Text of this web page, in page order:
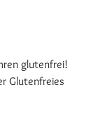
glutenfrei!
Glutenfreies